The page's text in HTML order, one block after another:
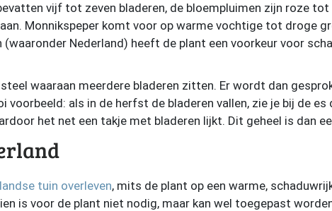
vijf tot zeven bladeren, de bloempluimen zijn roze tot
Monnikspeper komt voor op warme vochtige tot droge
Nederland) heeft de plant een voorkeur voor
waaraan meerdere bladeren zitten. Er wordt dan
voorbeeld: als in de herfst de bladeren vallen, zie je bij de
het net een takje met bladeren lijkt. Dit geheel is dan
tuin overleven, mits de plant op een warme,
is voor de plant niet nodig, maar kan wel toegepast